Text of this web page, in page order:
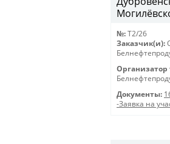
№: T2/26
Заказчик(и):
Организатор
Документы:
-Заявка на